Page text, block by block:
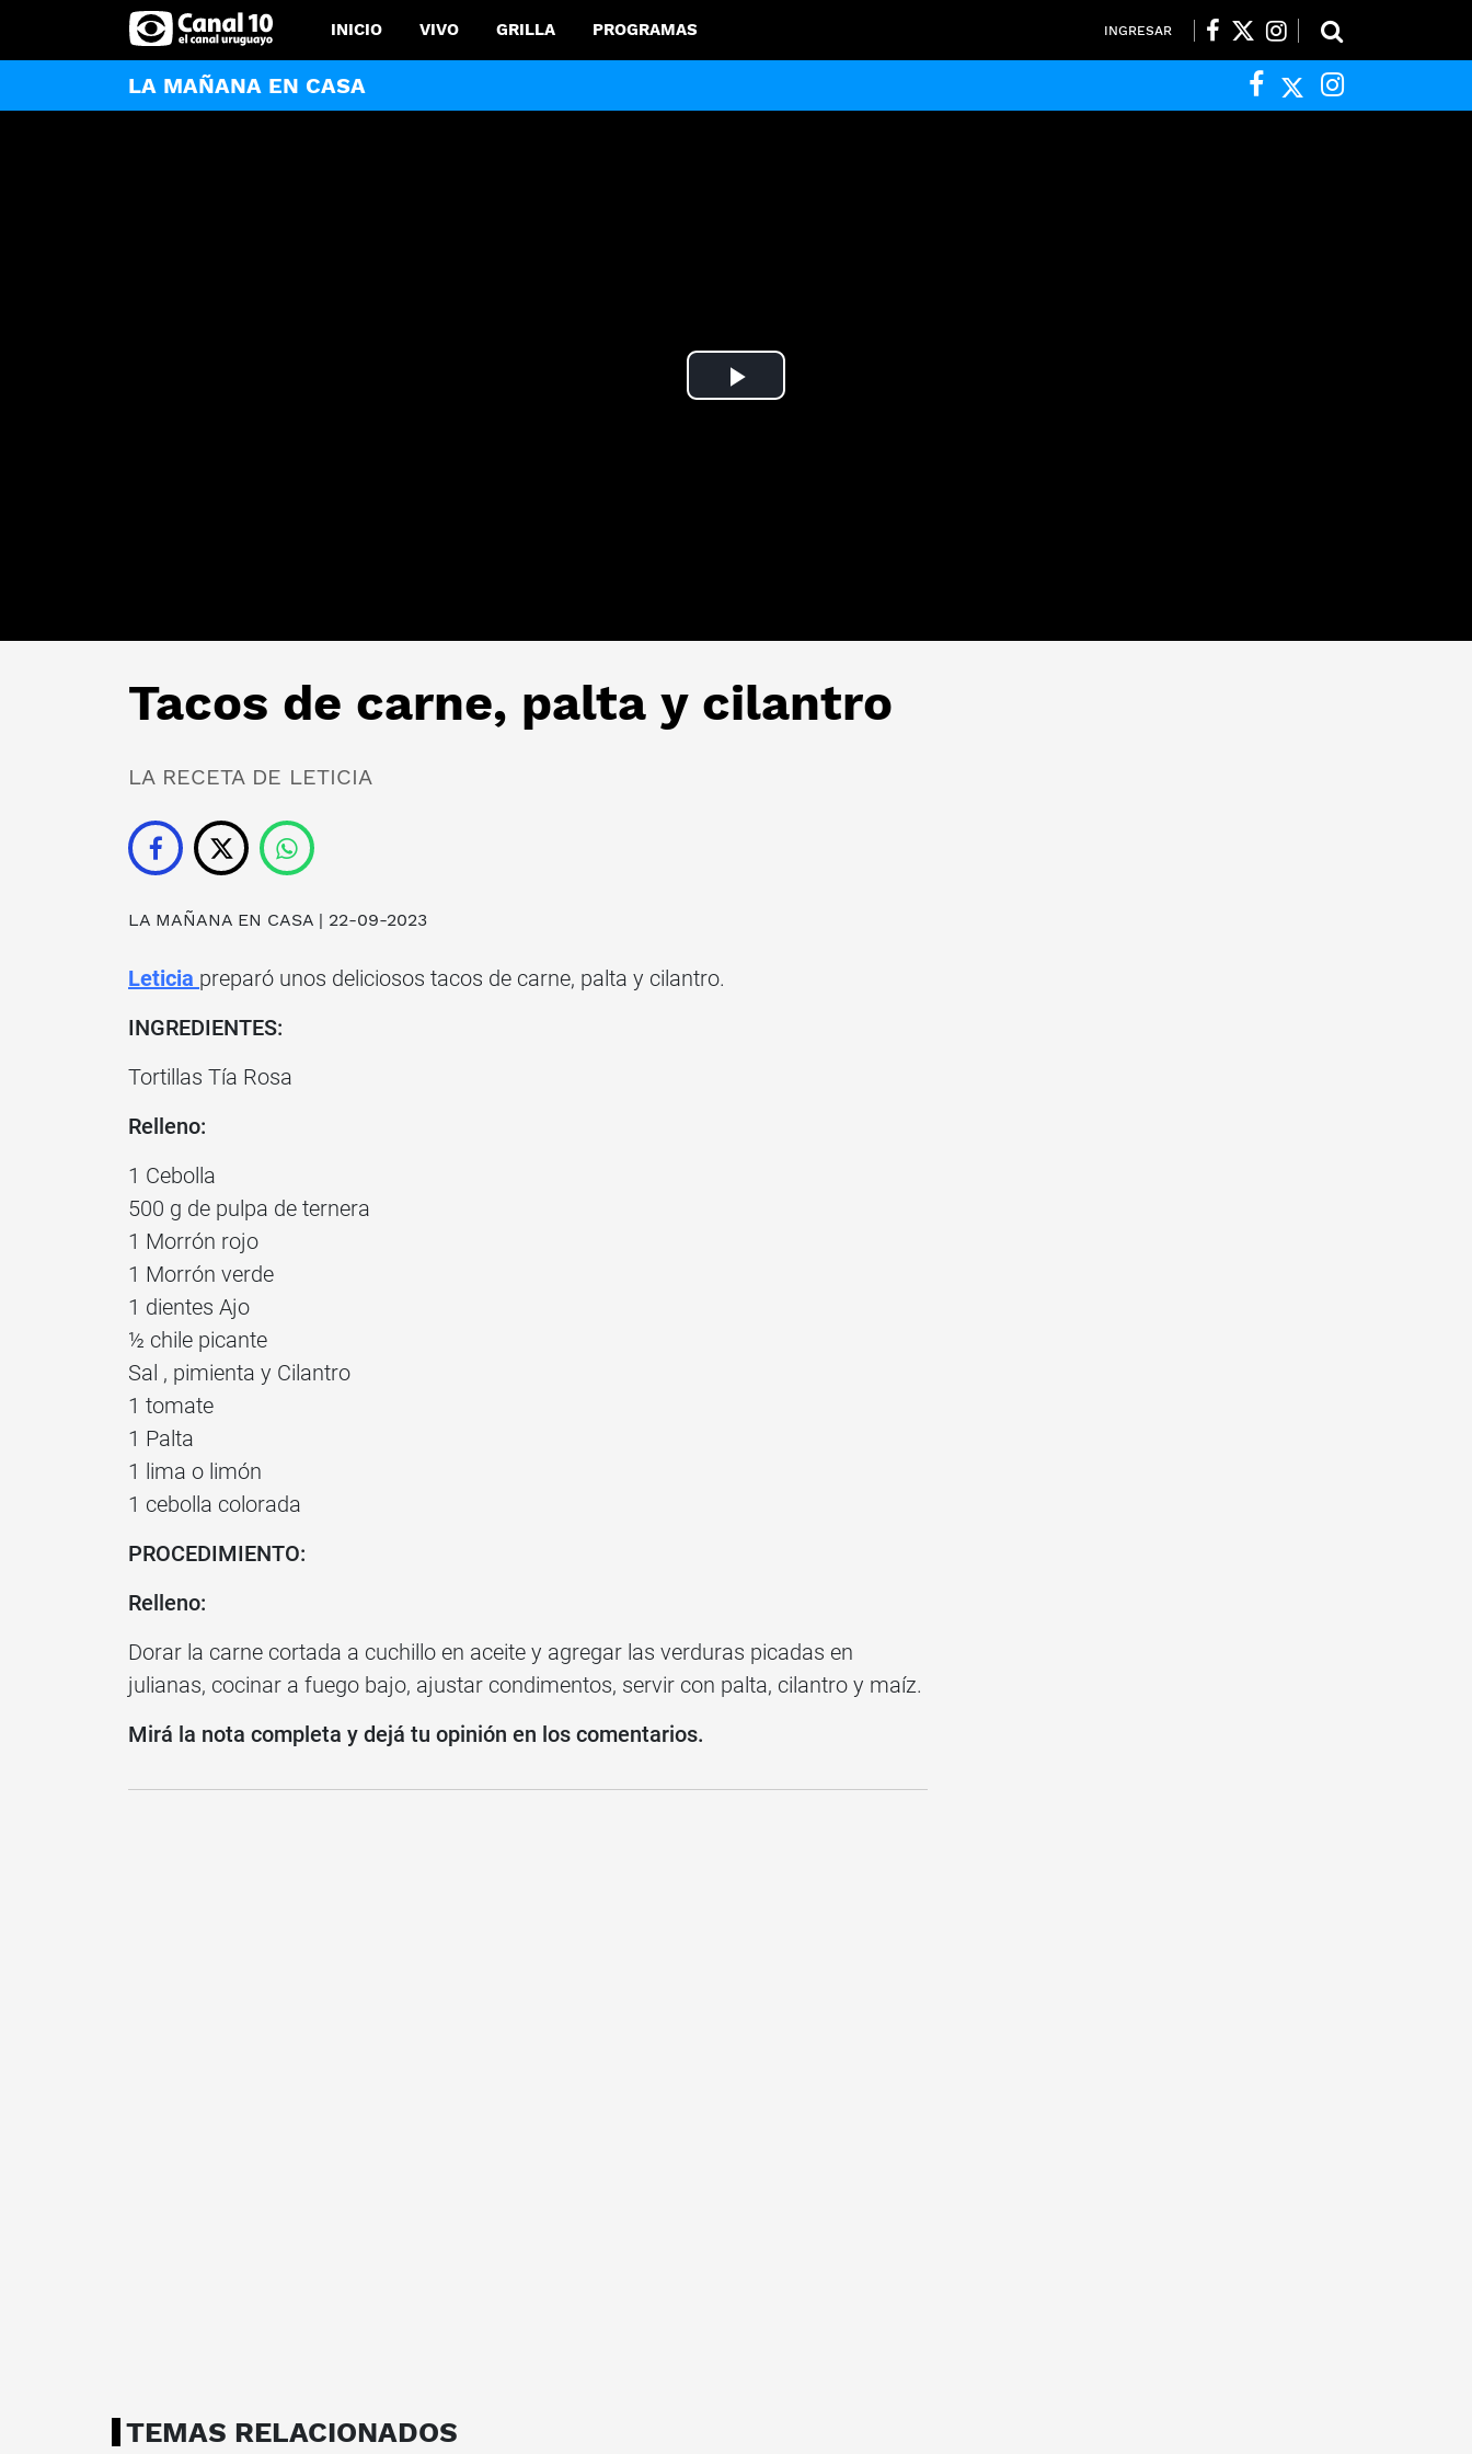
INICIO VIVO GRILLA PROGRAMAS INGRESAR
LA MAÑANA EN CASA
Play
Tacos de carne, palta y cilantro
LA RECETA DE LETICIA
LA MAÑANA EN CASA | 22-09-2023
Leticia preparó unos deliciosos tacos de carne, palta y cilantro.
INGREDIENTES:
Tortillas Tía Rosa
Relleno:
1 Cebolla
500 g de pulpa de ternera
1 Morrón rojo
1 Morrón verde
1 dientes Ajo
½ chile picante
Sal , pimienta y Cilantro
1 tomate
1 Palta
1 lima o limón
1 cebolla colorada
PROCEDIMIENTO:
Relleno:
Dorar la carne cortada a cuchillo en aceite y agregar las verduras picadas en
julianas, cocinar a fuego bajo, ajustar condimentos, servir con palta, cilantro y maíz.
Mirá la nota completa y dejá tu opinión en los comentarios.
TEMAS RELACIONADOS